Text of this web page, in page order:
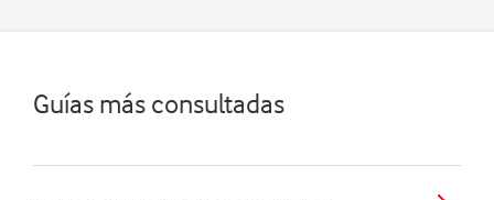
Guías más consultadas